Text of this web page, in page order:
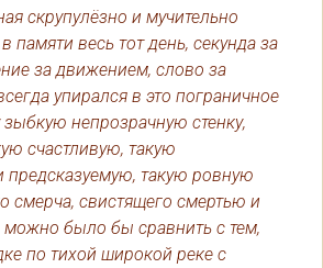
скрупулёзно и мучительно
памяти весь тот день, секунда за
за движением, слово за
упирался в это пограничное
зыбкую непрозрачную стенку,
счастливую, такую
такую ровную
смерча, свистящего смертью и
можно было бы сравнить с тем,
по тихой широкой реке с